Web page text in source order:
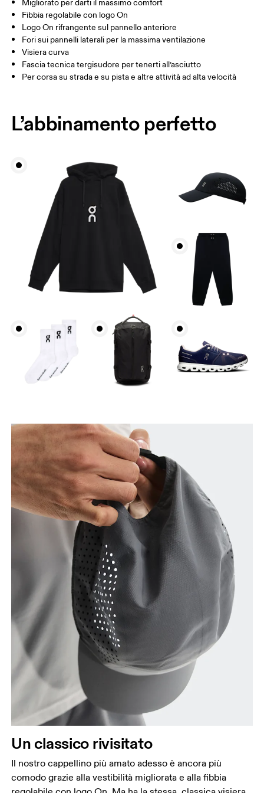
Scorri in orizzontale per visualizzare la tabella
Come prendere le misure
Circonferenza testa
Partendo dalla fronte e tenendo il metro da sarta
parallelo al pavimento, misura la circonferenza
CinaMigliorato per darti il massimo comfort
Fibbia regolabile con logo On
Logo On rifrangente sul pannello anteriore
Fori sui pannelli laterali per la massima ventilazione
Visiera curva
Fascia tecnica tergisudore per tenerti all’asciutto
Per corsa su strada e su pista e altre attività ad alta velocità
L’abbinamento perfetto
Un classico rivisitato
Il nostro cappellino più amato adesso è ancora più
comodo grazie alla vestibilità migliorata e alla fibbia